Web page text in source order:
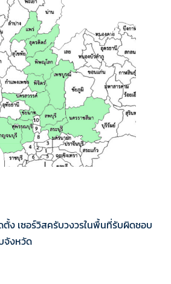
ง เซอร์วิสครับวงวรในพื้นที่รับผิดชอบ
จังหวัด